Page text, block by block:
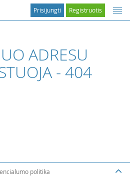
Registruotis
Prisijungti
ADRESU
- 404
politika